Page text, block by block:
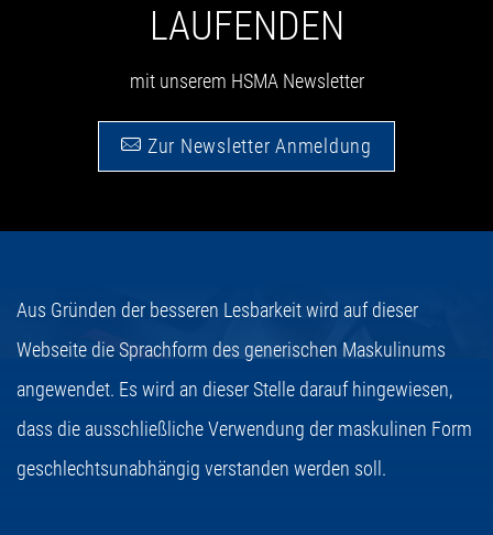
LAUFENDEN
mit unserem HSMA Newsletter
Zur Newsletter Anmeldung
Aus Gründen der besseren Lesbarkeit wird auf dieser
Webseite die Sprachform des generischen Maskulinums
angewendet. Es wird an dieser Stelle darauf hingewiesen,
dass die ausschließliche Verwendung der maskulinen Form
geschlechtsunabhängig verstanden werden soll.